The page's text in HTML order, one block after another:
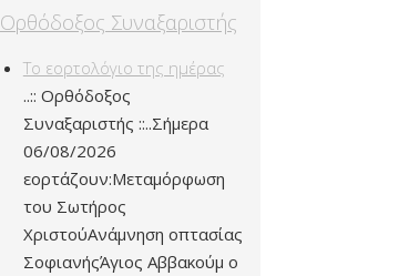
Ορθόδοξος Συναξαριστής
Το εορτολόγιο της ημέρας
..:: Ορθόδοξος
Συναξαριστής ::..Σήμερα
06/08/2026
εορτάζουν:Μεταμόρφωση
του Σωτήρος
ΧριστούΑνάμνηση οπτασίας
ΣοφιανήςΆγιος Αββακούμ ο